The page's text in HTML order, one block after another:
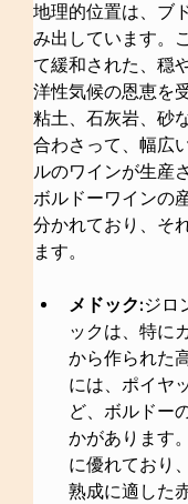
地理的位置は、ブ
み出しています。
て緩和された、穏
洋性気候の恩恵を
粘土、石灰岩、砂
合わさって、幅広
ルのワインが生産
ボルドーワインの
分かれており、そ
ます。
メドック:ジロ
ックは、特に
から作られた
には、ポイヤ
ど、ボルドー
かがあります
に優れており
熟成に適した